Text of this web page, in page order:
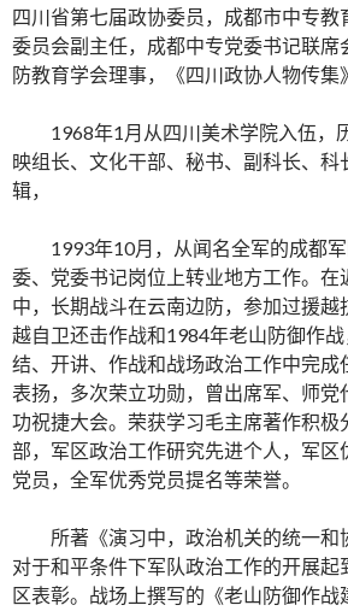
四川省第七届政协委员，成都市中专教
委员会副主任，成都中专党委书记联席
防教育学会理事，《四川政协人物传集
1968年1月从四川美术学院入伍，
映组长、文化干部、秘书、副科长、科
辑，
1993年10月，从闻名全军的成都
委、党委书记岗位上转业地方工作。在
中，长期战斗在云南边防，参加过援越
越自卫还击作战和1984年老山防御作
结、开讲、作战和战场政治工作中完成
表扬，多次荣立功勋，曾出席军、师党
功祝捷大会。荣获学习毛主席著作积极
部，军区政治工作研究先进个人，军区
党员，全军优秀党员提名等荣誉。
所著《演习中，政治机关的统一和
对于和平条件下军队政治工作的开展起
区表彰。战场上撰写的《老山防御作战